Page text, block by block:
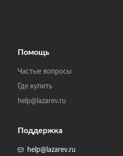
Помощь
Частые вопросы
Где купить
help@lazarev.ru
Поддержка
help@lazarev.ru